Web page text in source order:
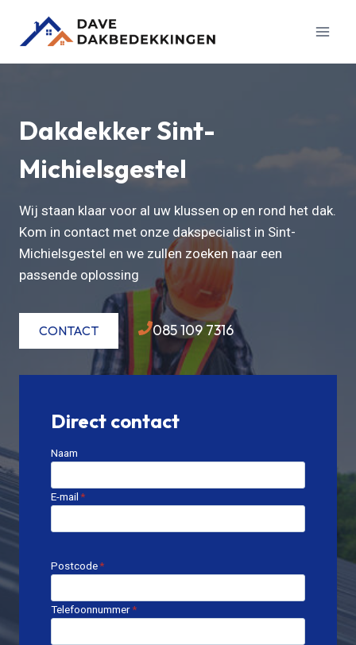
Dakdekker Sint-
Michielsgestel
Wij staan klaar voor al uw klussen op en rond het dak.
Kom in contact met onze dakspecialist in Sint-
Michielsgestel en we zullen zoeken naar een
passende oplossing
CONTACT 085 109 7316
Direct contact
Naam
E-mail*
Postcode*
Telefoonnummer*